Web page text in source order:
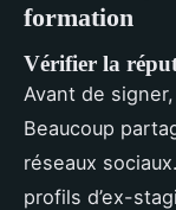
formation
Vérifier la
Avant de
Beaucoup
réseaux
profils d’ex-